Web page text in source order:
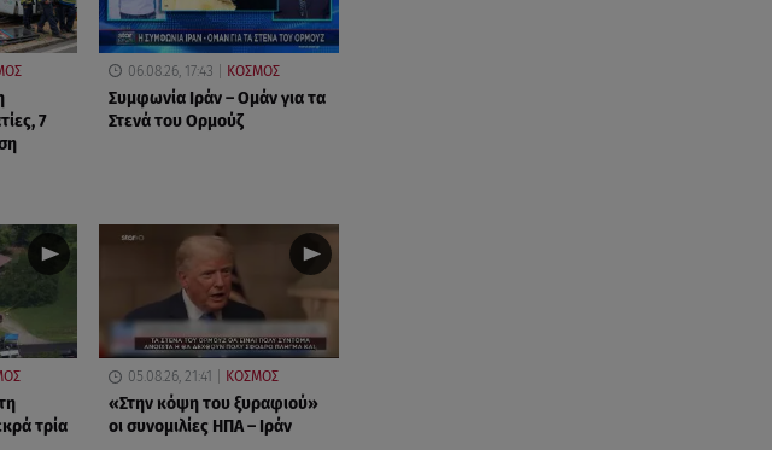
7
06.08.26, 17:43 ΚΟΣΜΟΣ
Συμφωνία Ιράν – Ομάν για τα
Στενά του Ορμούζ
τρία
05.08.26, 21:41 ΚΟΣΜΟΣ
«Στην κόψη του ξυραφιού»
οι συνομιλίες ΗΠΑ – Ιράν